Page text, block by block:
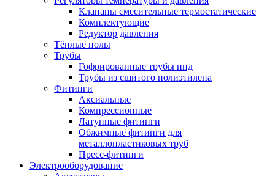
Клапаны смесительные термостатические
Комплектующие
Редуктор давления
Тёплые полы
Трубы
Гофрированные трубы пнд
Трубы из сшитого полиэтилена
Фитинги
Аксиальные
Компрессионные
Латунные фитинги
Обжимные фитинги для
металлопластиковых труб
Пресс-фитинги
Электрооборудование